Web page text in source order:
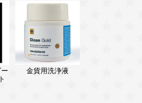
金貨用洗浄液